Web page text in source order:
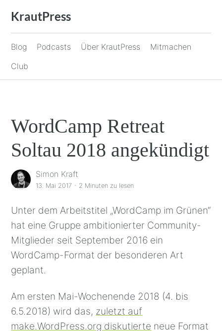
Inhalt
springen
KrautPress
Blog Podcasts Über KrautPress
Mitmachen
Club
WordCamp Retreat
Soltau 2018 angekündigt
Simon Kraft
13. Mai 2017 · 2 Minuten zu lesen
Unter dem Arbeitstitel „WordCamp im Grünen“
hat eine Gruppe ambitionierter Community-
Mitglieder seit September 2016 ein
WordCamp-Format der besonderen Art
geplant.
Am ersten Mai-Wochenende 2018 (4. bis
6.5.2018) wird das, zuletzt auf
make.WordPress.org diskutierte neue Format